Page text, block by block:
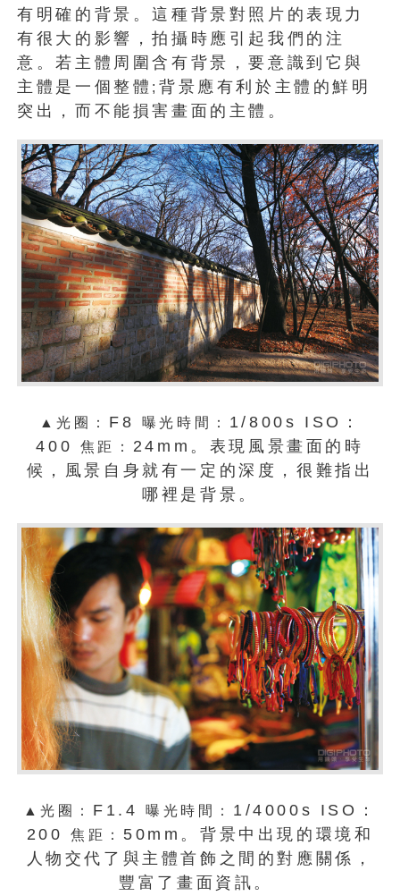
有明確的背景。這種背景對照片的表現力
有很大的影響，拍攝時應引起我們的注
意。若主體周圍含有背景，要意識到它與
主體是一個整體 ; 背景應有利於主體的鮮明
突出，而不能損害畫面的主體。
▲光圈： F8 曝光時間： 1/800s ISO：
400 焦距： 24mm。表現風景畫面的時
候，風景自身就有一定的深度，很難指出
哪裡是背景。
▲光圈： F1.4曝光時間： 1/4000s ISO：
200焦距： 50mm。背景中出現的環境和
人物交代了與主體首飾之間的對應關係，
豐富了畫面資訊。